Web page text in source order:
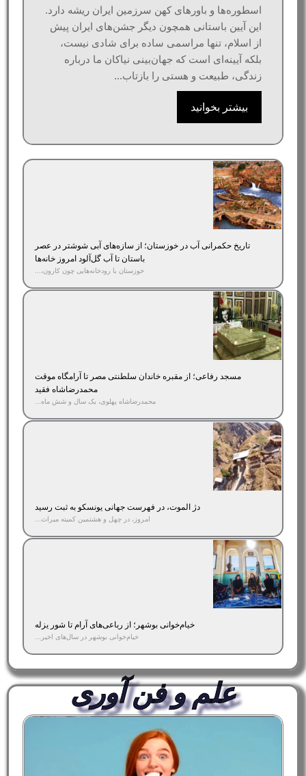
اسطوره‌ها و باورهای کهن سرزمین ایران ریشه دارد.
این آیین باستانی همچون دیگر جشن‌های ایران پیش
از اسلام، تنها مراسمی ساده برای شادی نیست،
بلکه آیینه‌ای‌ است که جهان‌بینی نیاکان ما درباره
زندگی، طبیعت و هستی را بازتاب...
بیشتر بخوانید
تاریخ حکمرانی آب در خوزستان؛ از سازه‌های آبی شوشتر در عصر
باستان تا آب گل‌آلود امروز خانه‌ها
خوزستان با رودخانه‌هایی چون کارون،...
مسجد رفاعی؛ از مقبره خاندان سلطنتی مصر تا آرامگاه موقت
محمدرضاشاه فقید
محمدرضاشاه پهلوی، یک سال و شش ماه...
دژ الموت، در فهرست جهانی یونسکو به ثبت رسید
امروز، در چهل و هشتمین کمیته میراث...
خیام‌خوانی بوشهر؛ از رباعی‌های آرام تا شور یزله
خیام‌خوانی بوشهر در سال‌های اخیر...
علم و فن آوری